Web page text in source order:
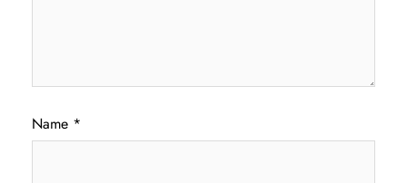
Name *